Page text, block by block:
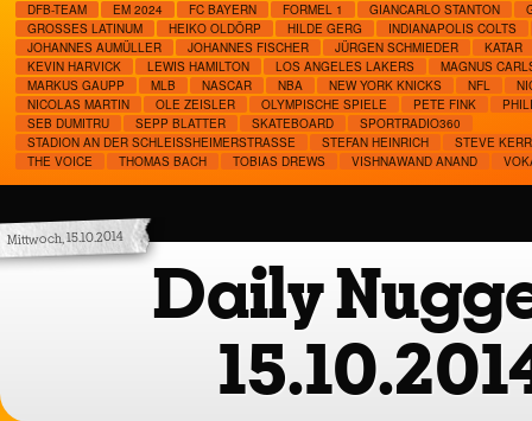
DFB-TEAM
EM 2024 FC BAYERN FORMEL 1 GIANCARLO STANTON
GROSSES LATINUM
HEIKO OLDÖRP HILDE GERG
INDIANAPOLIS COLTS
JOHANNES AUMÜLLER
JOHANNES FISCHER JÜRGEN SCHMIEDER
KATAR
KEVIN HARVICK
LEWIS HAMILTON LOS ANGELES LAKERS
MAGNUS
MARKUS GAUPP
MLB NASCAR NBA NEW YORK KNICKS NFL
NICOLAS MARTIN
OLE ZEISLER OLYMPISCHE SPIELE PETE FINK
SEB DUMITRU
SEPP BLATTER SKATEBOARD
SPORTRADIO360
STADION AN DER SCHLEISSHEIMERSTRASSE
STEFAN HEINRICH
STEVE KERR
THE VOICE
THOMAS BACH TOBIAS DREWS VISHNAWAND ANAND
Mittwoch, 15.10.2014
Daily